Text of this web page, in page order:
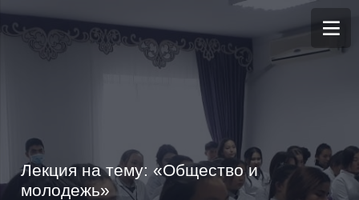
Лекция на тему: «Общество и
молодежь»